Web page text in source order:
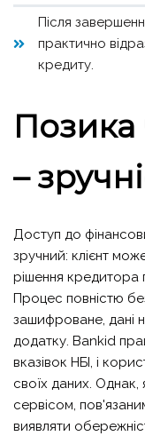
Після
практично
кредиту.
–
Доступ до
зручний: клієнт
рішення кредитора
Процес повністю
зашифроване, дані
додатку. Bankid
вказівок НБІ, і
своїх даних. Однак,
сервісом,
виявляти